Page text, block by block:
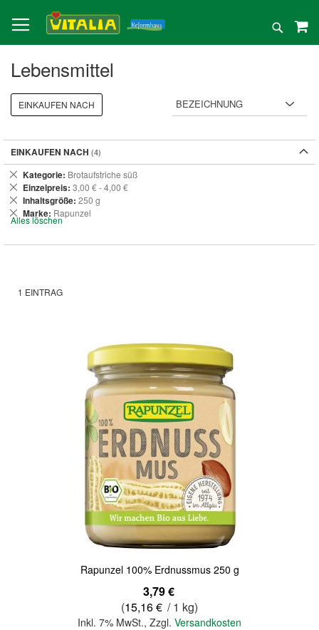
zum
Inhalt
Suche
Lebensmittel
1 EINTRAG
Rapunzel 100% Erdnussmus 250 g
3,79 €
(15,16 € / 1 kg)
Inkl. 7% MwSt., Zzgl. Versandkosten
EINKAUFEN NACH
EINKAUFEN NACH
Kategorie Brotaufstriche süß
Dies
entfernen
Einzelpreis 3,00 € - 4,00 €
Dies
entfernen
Inhaltsgröße 250 g
Dies
entfernen
Marke Rapunzel
Dies
entfernen
Alles löschen